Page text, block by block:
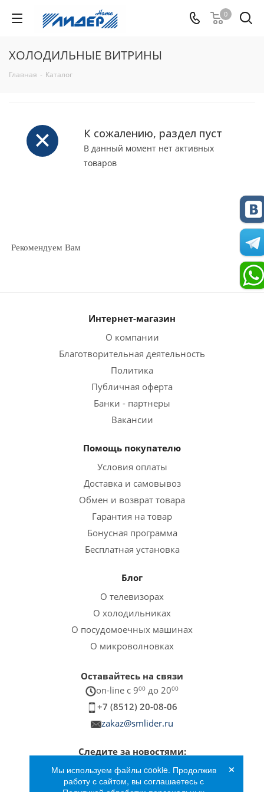
0
ХОЛОДИЛЬНЫЕ ВИТРИНЫ
Главная - Каталог
К сожалению, раздел пуст
В данный момент нет активных
товаров
Рекомендуем Вам
Интернет-магазин
О компании
Благотворительная деятельность
Политика
Публичная оферта
Банки - партнеры
Вакансии
Помощь покупателю
Условия оплаты
Доставка и самовывоз
Обмен и возврат товара
Гарантия на товар
Бонусная программа
Бесплатная установка
Блог
О телевизорах
О холодильниках
О посудомоечных машинах
О микроволновках
Оставайтесь на связи
on-line c 900 до 2000
+7 (8512) 20-08-06
zakaz@smlider.ru
Следите за новостями:
Мы используем файлы cookie. Продолжив
работу с сайтом, вы соглашаетесь с
×